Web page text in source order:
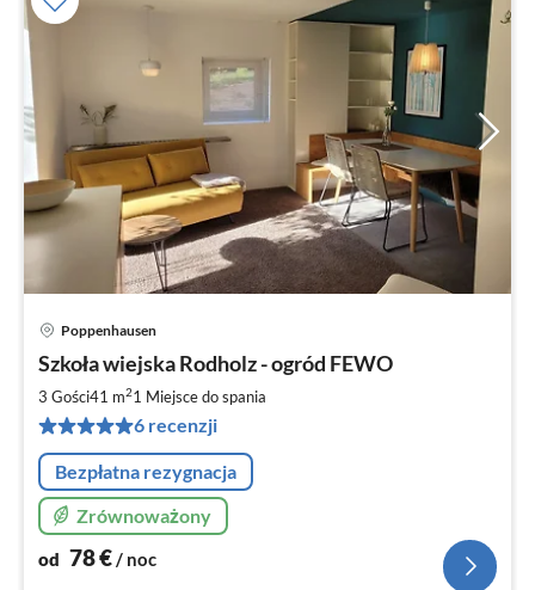
Poppenhausen
Szkoła wiejska Rodholz - ogród FEWO
3 Gości41 m21 Miejsce do spania
6 recenzji
Bezpłatna rezygnacja
Zrównoważony
od 78€/ noc